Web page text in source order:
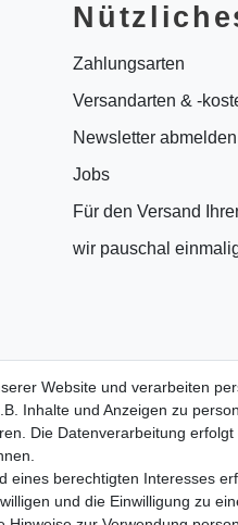
Website und verarbeiten
Inhalte und Anzeigen zu
Die Datenverarbeitung
eines berechtigten Interesses
und die Einwilligung zu
Zahlungsarten
Versandarten & -
Newsletter abmelden
Jobs
Für den Versand
wir pauschal